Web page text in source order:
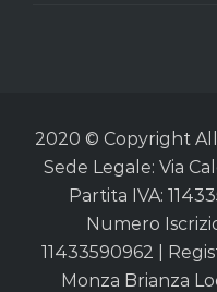
2020 © Copyright All
Sede Legale: Via
Partita IVA:
Numero
11433590962 |
Monza Brianza